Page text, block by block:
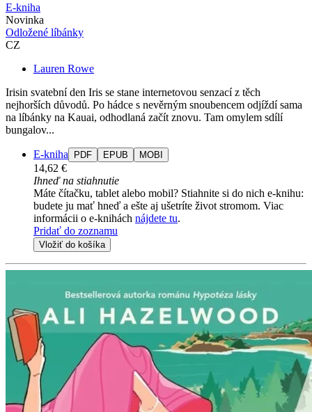
E-kniha
Novinka
Odložené líbánky
CZ
Lauren Rowe
Irisin svatební den Iris se stane internetovou senzací z těch
nejhorších důvodů. Po hádce s nevěrným snoubencem odjíždí sama
na líbánky na Kauai, odhodlaná začít znovu. Tam omylem sdílí
bungalov...
E-kniha PDF EPUB MOBI
14,62 €
Ihneď na stiahnutie
Máte čítačku, tablet alebo mobil? Stiahnite si do nich e-knihu:
budete ju mať hneď a ešte aj ušetríte život stromom. Viac
informácii o e-knihách nájdete tu.
Pridať do zoznamu
Vložiť do košíka